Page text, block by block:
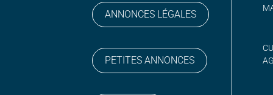
ANNONCES LÉGALES
PETITES ANNONCES